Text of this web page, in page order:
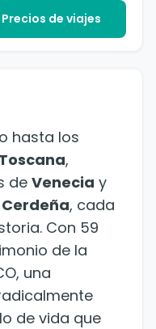
Precios de viajes
hasta los
Toscana,
de Venecia y
Cerdeña, cada
Con 59
de la
una
de vida que